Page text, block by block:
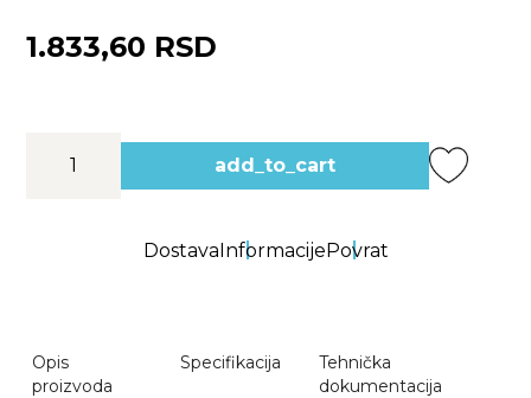
1.833,60 RSD
add_to_cart
DostavaInformacijePovrat
Opis
proizvoda
Specifikacija
Tehnička
dokumentacija